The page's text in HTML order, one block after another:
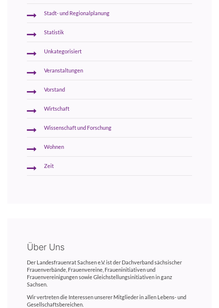
Stadt- und Regionalplanung
Statistik
Unkategorisiert
Veranstaltungen
Vorstand
Wirtschaft
Wissenschaft und Forschung
Wohnen
Zeit
Über Uns
Der Landesfrauenrat Sachsen e.V. ist der Dachverband sächsischer
Frauenverbände, Frauenvereine, Fraueninitiativen und
Frauenvereinigungen sowie Gleichstellungsinitiativen in ganz
Sachsen.
Wir vertreten die Interessen unserer Mitglieder in allen Lebens- und
Gesellschaftsbereichen.